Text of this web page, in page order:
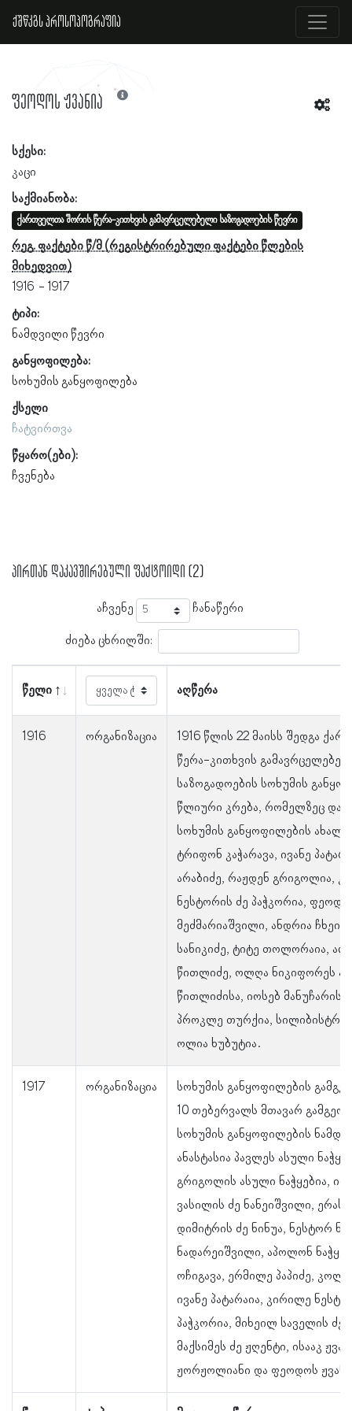
ქშწკგს პროსოპოგრაფია
ფეოდოს ჟვანია
სქესი:
კაცი
საქმიანობა:
ქართველთა შორის წერა-კითხვის გამავრცელებელი საზოგადოების წევრი
რეგ. ფაქტები წ/მ
1916
1917
ტიპი:
ნამდვილი წევრი
განყოფილება:
სოხუმის განყოფილება
ქსელი
ჩატვირთვა
წყარო(ები):
ჩვენება
პირთან დაკავშირებული ფაქტოიდი (2)
აჩვენე ჩანაწერი
ძიება ცხრილში:
წელი აღწერა
1916 ორგანიზაცია
1916 წლის 22 მაისს შედგა
წერა-კითხვის
საზოგადოების სოხუმის
წლიური კრება, რომელზეც
სოხუმის განყოფილების ახალი
ტრიფონ კაჭარავა, ივანე
არაბიძე, რაჟდენ გრიგოლია,
ნესტორის ძე პაჭკორია,
მეძმარიაშვილი, ანდრია
სანიკიძე, ტიტე თოლორაია,
წითლიძე, ოლღა ნიკიფორეს
წითლიძისა, იოსებ მანუჩარის
პროკლე თურქია, სილიბისტრო
ოლია ხუბუტია.
1917 ორგანიზაცია
სოხუმის განყოფილების
10 თებერვალს მთავარ
სოხუმის განყოფილების
ანასტასია პავლეს ასული
გრიგოლის ასული ნაჭყებია,
ვასილის ძე ნანეიშვილი,
დიმიტრის ძე ნინუა, ნესტორ
ნადარეიშვილი, აპოლონ
ოჩიგავა, ერმილე პაპიძე,
ივანე პატარაია, კირილე
პაჭკორია, მიხეილ საველის ძე
მაქსიმეს ძე ჟღენტი, ისააკ
ჟორჟოლიანი და ფეოდოს